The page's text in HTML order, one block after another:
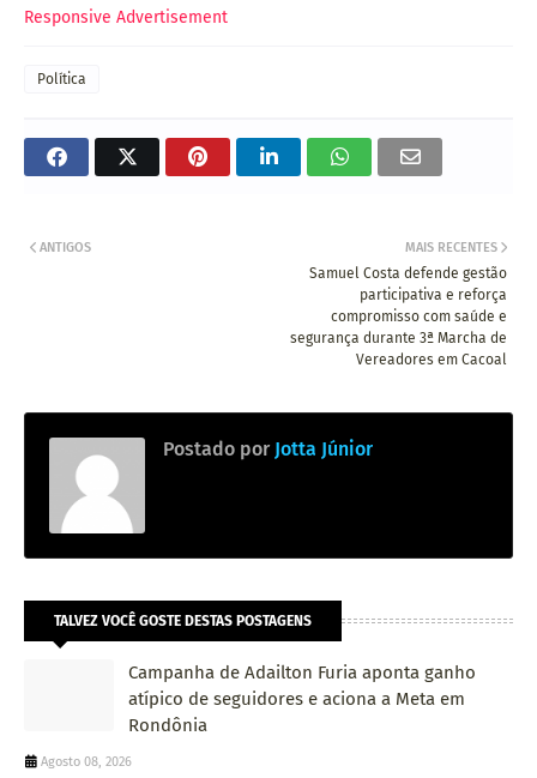
Responsive Advertisement
Política
MAIS RECENTES
Samuel Costa defende gestão
participativa e reforça
compromisso com saúde e
segurança durante 3ª Marcha de
Vereadores em Cacoal
ANTIGOS
Postado por Jotta Júnior
TALVEZ VOCÊ GOSTE DESTAS POSTAGENS
Campanha de Adailton Furia aponta ganho
atípico de seguidores e aciona a Meta em
Rondônia
Agosto 08, 2026